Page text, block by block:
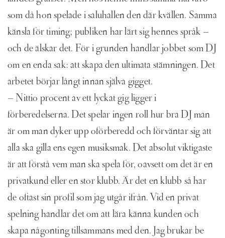
som då hon spelade i saluhallen den där kvällen. Samma
känsla för timing; publiken har lärt sig hennes språk –
och de älskar det. För i grunden handlar jobbet som DJ
om en enda sak: att skapa den ultimata stämningen. Det
arbetet börjar långt innan själva gigget.
– Nittio procent av ett lyckat gig ligger i
förberedelserna. Det spelar ingen roll hur bra DJ man
är om man dyker upp oförberedd och förväntar sig att
alla ska gilla ens egen musiksmak. Det absolut viktigaste
är att förstå vem man ska spela för, oavsett om det är en
privatkund eller en stor klubb. Är det en klubb så har
de oftast sin profil som jag utgår ifrån. Vid en privat
spelning handlar det om att lära känna kunden och
skapa någonting tillsammans med den. Jag brukar be